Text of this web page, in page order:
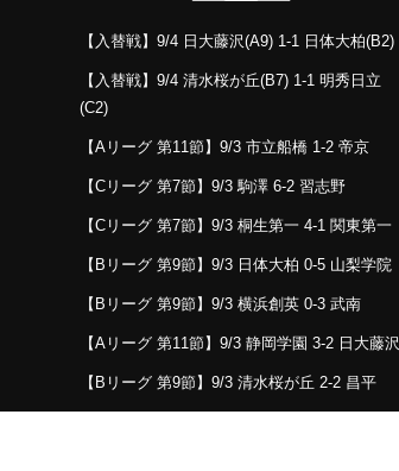
【入替戦】9/4 日大藤沢(A9) 1-1 日体大柏(B2)
【入替戦】9/4 清水桜が丘(B7) 1-1 明秀日立
(C2)
【Aリーグ 第11節】9/3 市立船橋 1-2 帝京
【Cリーグ 第7節】9/3 駒澤 6-2 習志野
【Cリーグ 第7節】9/3 桐生第一 4-1 関東第一
【Bリーグ 第9節】9/3 日体大柏 0-5 山梨学院
【Bリーグ 第9節】9/3 横浜創英 0-3 武南
【Aリーグ 第11節】9/3 静岡学園 3-2 日大藤沢
【Bリーグ 第9節】9/3 清水桜が丘 2-2 昌平